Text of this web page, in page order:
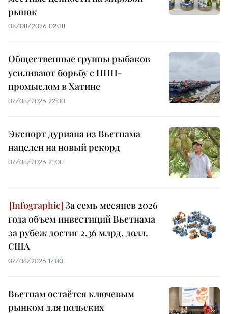
рынок
08/08/2026 02:38
Общественные группы рыбаков
усиливают борьбу с ННН-
промыслом в Хатине
07/08/2026 22:00
Экспорт дуриана из Вьетнама
нацелен на новый рекорд
07/08/2026 21:00
За семь месяцев 2026
года объем инвестиций Вьетнама
за рубеж достиг 2,36 млрд. долл.
США
07/08/2026 17:00
Вьетнам остаётся ключевым
рынком для польских